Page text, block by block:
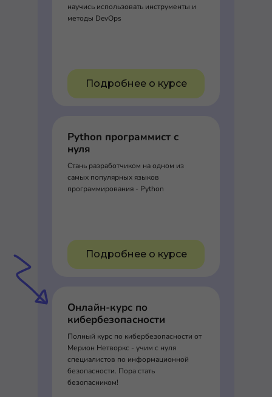
научись использовать инструменты и
методы DevOps
Подробнее о курсе
Python программист с
нуля
Стань разработчиком на одном из
самых популярных языков
программирования - Python
Подробнее о курсе
Онлайн-курс по
кибербезопасности
Полный курс по кибербезопасности от
Мерион Нетворкс - учим с нуля
специалистов по информационной
безопасности. Пора стать
безопасником!